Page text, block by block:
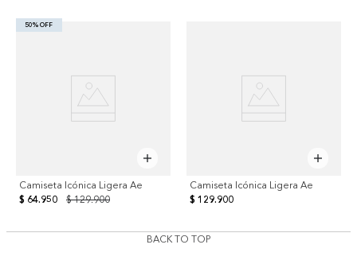
50% OFF
Camiseta Icónica Ligera Ae
$ 129.900
$ 64.950
Camiseta Icónica Ligera Ae
$ 129.900
BACK TO TOP